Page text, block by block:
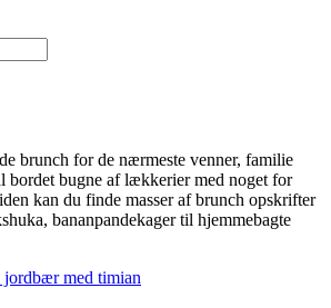
brunch for de nærmeste venner, familie
bordet bugne af lækkerier med noget for
kan du finde masser af brunch opskrifter
bananpandekager til hjemmebagte